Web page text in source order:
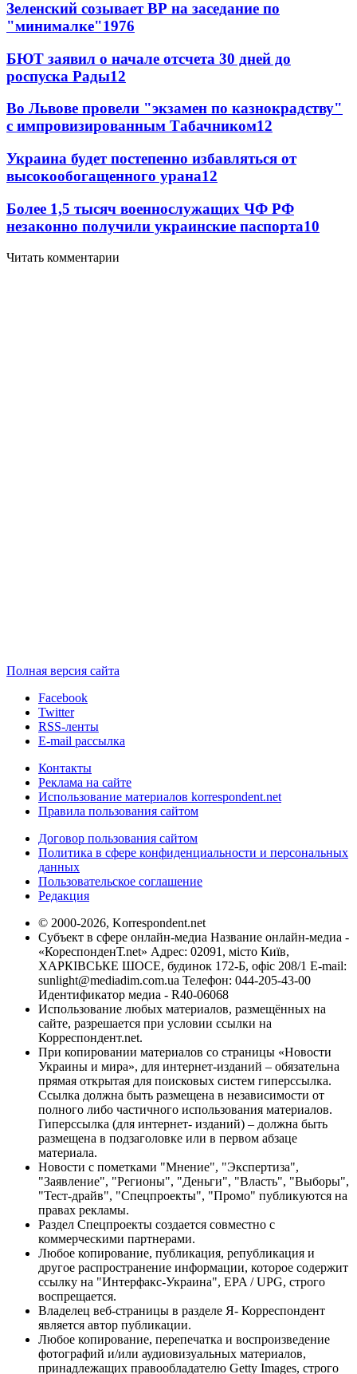
Зеленский созывает ВР на заседание по
"минималке"1976
БЮТ заявил о начале отсчета 30 дней до
роспуска Рады12
Во Львове провели "экзамен по казнокрадству"
с импровизированным Табачником12
Украина будет постепенно избавляться от
высокообогащенного урана12
Более 1,5 тысяч военнослужащих ЧФ РФ
незаконно получили украинские паспорта10
Читать комментарии
Полная версия сайта
Facebook
Twitter
RSS-ленты
E-mail рассылка
Контакты
Реклама на сайте
Использование материалов korrespondent.net
Правила пользования сайтом
Договор пользования сайтом
Политика в сфере конфиденциальности и персональных
данных
Пользовательское соглашение
Редакция
© 2000-2026, Korrespondent.net
Субъект в сфере онлайн-медиа Название онлайн-медиа -
«КореспонденТ.net» Адрес: 02091, місто Київ,
ХАРКІВСЬКЕ ШОСЕ, будинок 172-Б, офіс 208/1 E-mail:
sunlight@mediadim.com.ua Телефон: 044-205-43-00
Идентификатор медиа - R40-06068
Использование любых материалов, размещённых на
сайте, разрешается при условии ссылки на
Корреспондент.net.
При копировании материалов со страницы «Новости
Украины и мира», для интернет-изданий – обязательна
прямая открытая для поисковых систем гиперссылка.
Ссылка должна быть размещена в независимости от
полного либо частичного использования материалов.
Гиперссылка (для интернет- изданий) – должна быть
размещена в подзаголовке или в первом абзаце
материала.
Новости с пометками "Мнение", "Экспертиза",
"Заявление", "Регионы", "Деньги", "Власть", "Выборы",
"Тест-драйв", "Спецпроекты", "Промо" публикуются на
правах рекламы.
Раздел Спецпроекты создается совместно с
коммерческими партнерами.
Любое копирование, публикация, републикация и
другое распространение информации, которое содержит
ссылку на "Интерфакс-Украина", EPA / UPG, строго
воспрещается.
Владелец веб-страницы в разделе Я- Корреспондент
является автор публикации.
Любое копирование, перепечатка и воспроизведение
фотографий и/или аудиовизуальных материалов,
принадлежащих правообладателю Getty Images, строго